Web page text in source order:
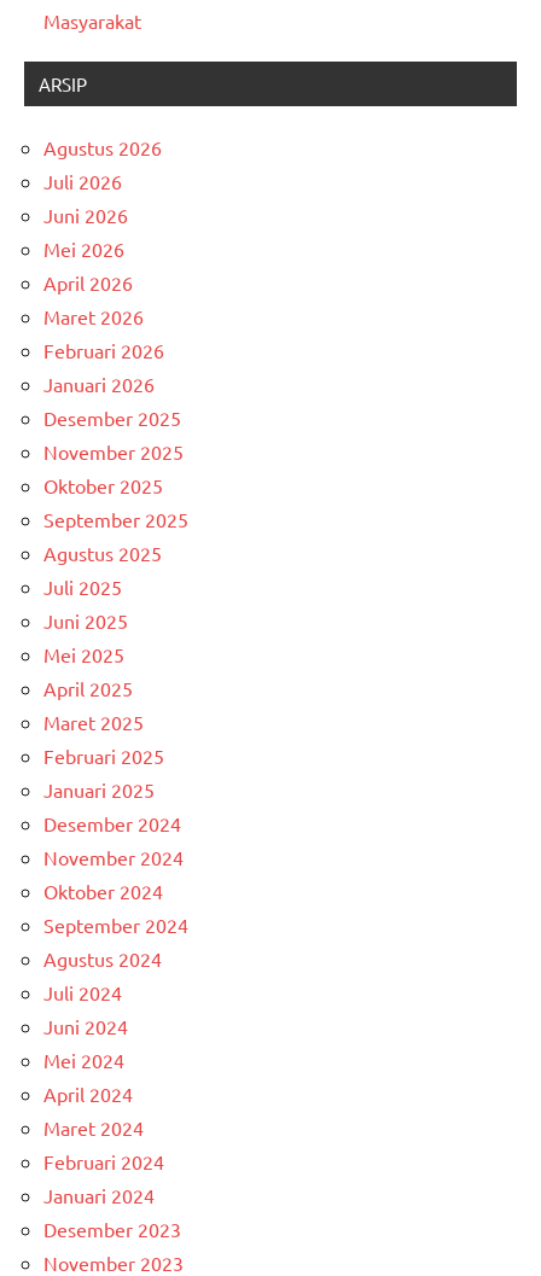
Masyarakat
ARSIP
Agustus 2026
Juli 2026
Juni 2026
Mei 2026
April 2026
Maret 2026
Februari 2026
Januari 2026
Desember 2025
November 2025
Oktober 2025
September 2025
Agustus 2025
Juli 2025
Juni 2025
Mei 2025
April 2025
Maret 2025
Februari 2025
Januari 2025
Desember 2024
November 2024
Oktober 2024
September 2024
Agustus 2024
Juli 2024
Juni 2024
Mei 2024
April 2024
Maret 2024
Februari 2024
Januari 2024
Desember 2023
November 2023